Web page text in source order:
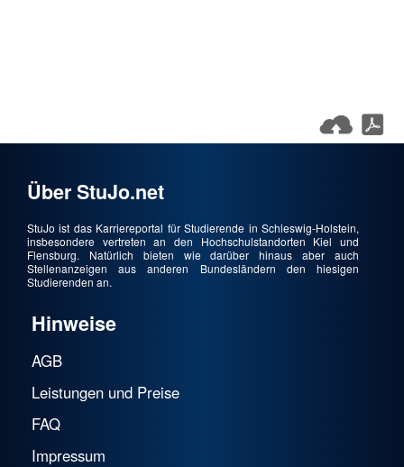
Über StuJo.net
StuJo ist das Karriereportal für Studierende in Schleswig-Holstein,
insbesondere vertreten an den Hochschulstandorten Kiel und
Flensburg. Natürlich bieten wie darüber hinaus aber auch
Stellenanzeigen aus anderen Bundesländern den hiesigen
Studierenden an.
Hinweise
AGB
Leistungen und Preise
FAQ
Impressum